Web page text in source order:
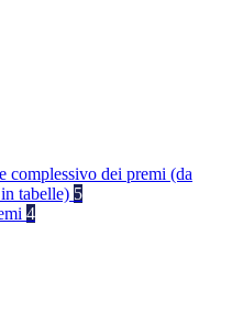
complessivo dei premi (da
tabelle) 5
4